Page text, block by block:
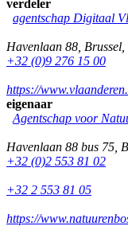
verdeler
agentschap Digitaal
Havenlaan 88 Brussel
+32 (0)9 276 15 00
https://
eigenaar
Agentschap voor
Havenlaan 88 bus 75
+32 (0)2 553 81 02
+32 2 553 81 05
https://